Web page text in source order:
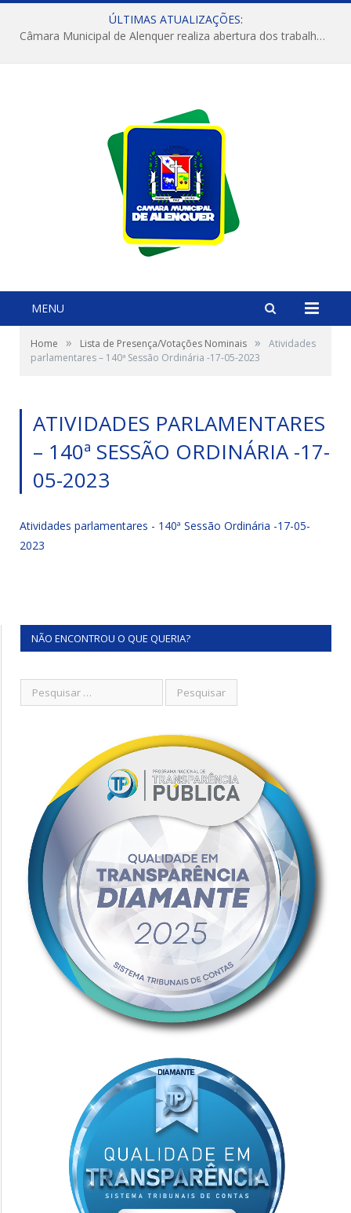
ÚLTIMAS ATUALIZAÇÕES:
Câmara Municipal de Alenquer realiza abertura dos trabalhos do 4º Período Legislativo
MENU
Home » Lista de Presença/Votações Nominais »
Atividades
parlamentares – 140ª Sessão Ordinária -17-05-2023
ATIVIDADES PARLAMENTARES
– 140ª SESSÃO ORDINÁRIA -17-
05-2023
Atividades parlamentares - 140ª Sessão Ordinária -17-05-
2023
NÃO ENCONTROU O QUE QUERIA?